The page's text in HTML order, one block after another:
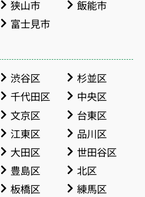
狭山市
飯能市
富士見市
渋谷区
杉並区
千代田区
中央区
文京区
台東区
江東区
品川区
大田区
世田谷区
豊島区
北区
板橋区
練馬区